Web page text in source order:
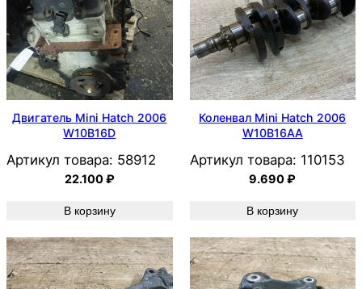
Двигатель Mini Hatch 2006
W10B16D
Артикул товара: 58912
22.100₽
В корзину
Коленвал Mini Hatch 2006
W10B16AA
Артикул товара: 110153
9.690₽
В корзину